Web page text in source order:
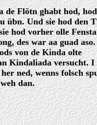
Flötn ghabt hod,
übn. Und sie hod den
hod vorher olle Fensta
des war aa guad aso.
von de Kinda olte
Kindaliada versucht. I
ned, wenns folsch
dan.